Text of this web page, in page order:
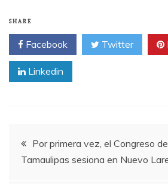
SHARE
Facebook Twitter
Linkedin
Post
navigation
Por primera vez, el Congreso
Tamaulipas sesiona en Nuevo